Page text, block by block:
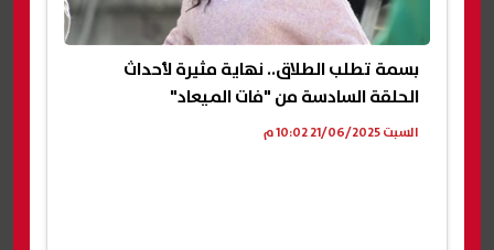
بسمة تطلب الطلاق.. نهاية مثيرة لأحداث
الحلقة السادسة من "فات الميعاد"
السبت 21/06/2025 10:02 م